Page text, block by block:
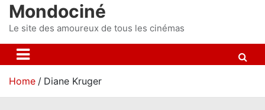
n
t
Mondociné
Le site des amoureux de tous les cinémas
Home Diane Kruger